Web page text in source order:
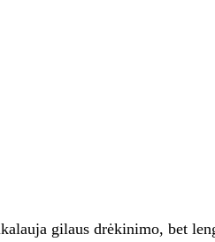
gilaus drėkinimo, bet